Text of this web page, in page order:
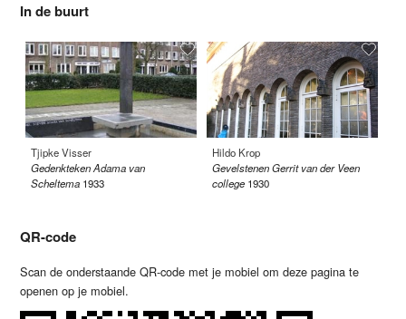
In de buurt
Tjipke Visser
Gedenkteken Adama van
Scheltema 1933
Hildo Krop
Gevelstenen Gerrit van der Veen
college 1930
QR-code
Scan de onderstaande QR-code met je mobiel om deze pagina te
openen op je mobiel.